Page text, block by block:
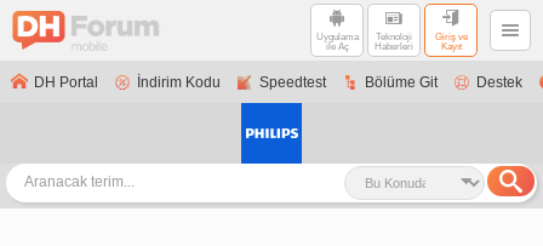
Uygulama
ile Aç
Teknoloji
Haberleri
Giriş ve
Kayıt
DH Portal İndirim Kodu Speedtest Bölüme Git Destek